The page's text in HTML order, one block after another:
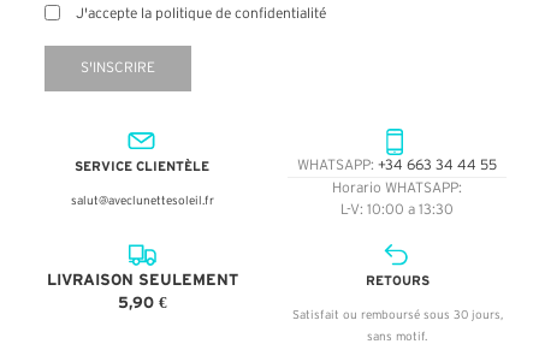
J'accepte la politique de confidentialité
S'INSCRIRE
SERVICE CLIENTÈLE
salut@aveclunettesoleil.fr
WHATSAPP: +34 663 34 44 55
Horario WHATSAPP:
L-V: 10:00 a 13:30
LIVRAISON SEULEMENT
5,90 €
RETOURS
Satisfait ou remboursé sous 30 jours,
sans motif.